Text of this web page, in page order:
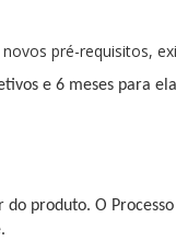
pré-requisitos,
e 6 meses para
produto. O